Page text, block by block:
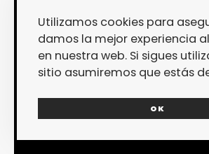
Utilizamos cookies para
damos la mejor experiencia
en nuestra web. Si sigues
sitio asumiremos que estás
OK